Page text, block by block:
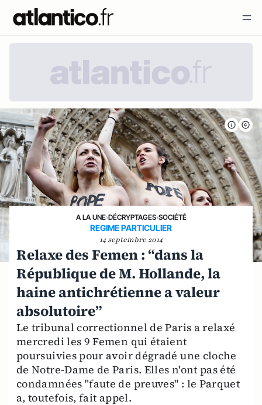
A LA UNE›DÉCRYPTAGES›SOCIÉTÉ
REGIME PARTICULIER
14 septembre 2014
Relaxe des Femen : “dans la
République de M. Hollande, la
haine antichrétienne a valeur
absolutoire”
Le tribunal correctionnel de Paris a relaxé
mercredi les 9 Femen qui étaient
poursuivies pour avoir dégradé une cloche
de Notre-Dame de Paris. Elles n'ont pas été
condamnées "faute de preuves" : le Parquet
a, toutefois, fait appel.